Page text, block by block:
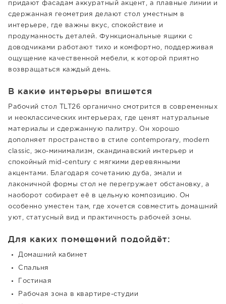
придают фасадам аккуратный акцент, а плавные линии и
сдержанная геометрия делают стол уместным в
интерьере, где важны вкус, спокойствие и
продуманность деталей. Функциональные ящики с
доводчиками работают тихо и комфортно, поддерживая
ощущение качественной мебели, к которой приятно
возвращаться каждый день.
В какие интерьеры впишется
Рабочий стол TLT26 органично смотрится в современных
и неоклассических интерьерах, где ценят натуральные
материалы и сдержанную палитру. Он хорошо
дополняет пространство в стиле contemporary, modern
classic, эко-минимализм, скандинавский интерьер и
спокойный mid-century с мягкими деревянными
акцентами. Благодаря сочетанию дуба, эмали и
лаконичной формы стол не перегружает обстановку, а
наоборот собирает её в цельную композицию. Он
особенно уместен там, где хочется совместить домашний
уют, статусный вид и практичность рабочей зоны.
Для каких помещений подойдёт:
Домашний кабинет
Спальня
Гостиная
Рабочая зона в квартире-студии